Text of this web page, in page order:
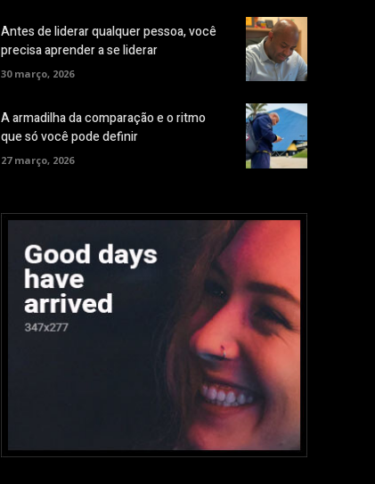
Antes de liderar qualquer pessoa, você
precisa aprender a se liderar
30 março, 2026
A armadilha da comparação e o ritmo
que só você pode definir
27 março, 2026